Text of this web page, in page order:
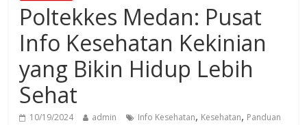
Poltekkes Medan: Pusat
Info Kesehatan Kekinian
yang Bikin Hidup Lebih
Sehat
10/19/2024 admin Info Kesehatan, Kesehatan, Panduan